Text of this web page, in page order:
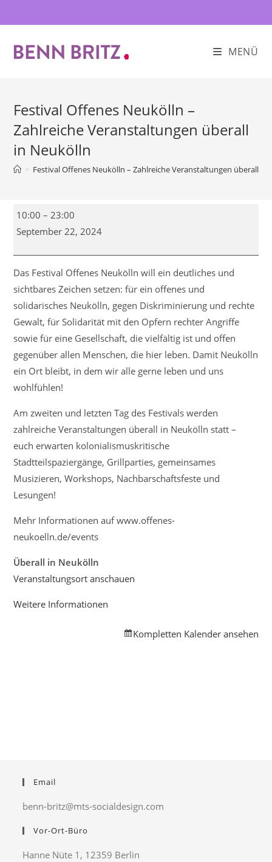
Inhalt
MENÜ
Festival Offenes Neukölln –
Zahlreiche Veranstaltungen überall
in Neukölln
> Festival Offenes Neukölln – Zahlreiche Veranstaltungen überall in
Festival
Offenes
Neukölln
–
Zahlreiche
Veranstaltungen
überall
in
Neukölln
10:00 –23:00
September 22, 2024
Das Festival Offenes Neukölln will ein deutliches und
sichtbares Zeichen setzen: für ein offenes und
solidarisches Neukölln, gegen Diskriminierung und rechte
Gewalt, für Solidarität mit den Opfern rechter Angriffe
sowie für eine Gesellschaft, die vielfältig ist und offen
gegenüber allen Menschen, die hier leben. Damit Neukölln
ein Ort bleibt, in dem wir alle gerne leben und uns
wohlfühlen!
Am zweiten und letzten Tag des Festivals werden
zahlreiche Veranstaltungen überall in Neukölln statt –
euch erwarten kolonialismuskritische
Stadtteilspaziergänge, Grillparties, gemeinsames
Musizieren, Workshops, Nachbarschaftsfeste und
Lesungen!
Mehr Informationen auf www.offenes-
neukoelln.de/events
Überall in Neukölln
Veranstaltungsort anschauen
Weitere Informationen
Kompletten Kalender ansehen
Email
benn-britz@mts-socialdesign.com
Vor-Ort-Büro
Hanne Nüte 1, 12359 Berlin